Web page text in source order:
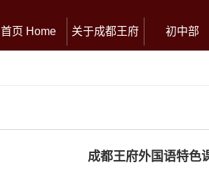
首页 Home 关于成都王府 初中部
成都王府外国语特